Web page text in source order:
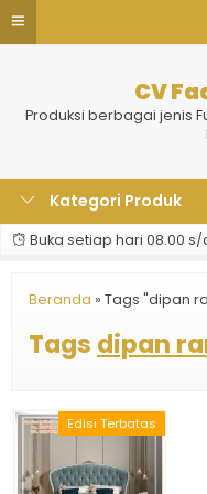
CV
Produksi berbagai jenis
Kategori Produk
Buka setiap hari 08.00 s/
Beranda » Tags "dipan
Tags dipan
Edisi Terbatas